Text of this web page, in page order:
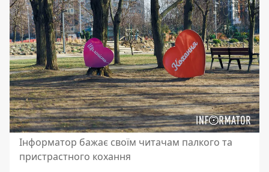
Інформатор бажає своїм читачам палкого та
пристрастного кохання